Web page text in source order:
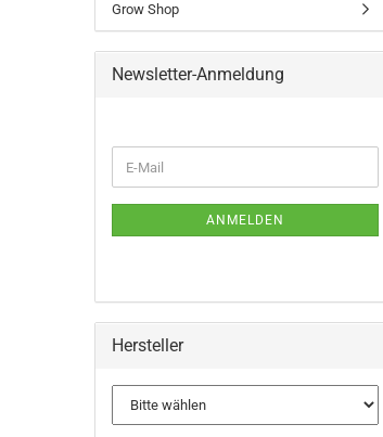
Grow Shop
Newsletter-Anmeldung
ZUR
E-
Mail
ANMELDEN
Hersteller